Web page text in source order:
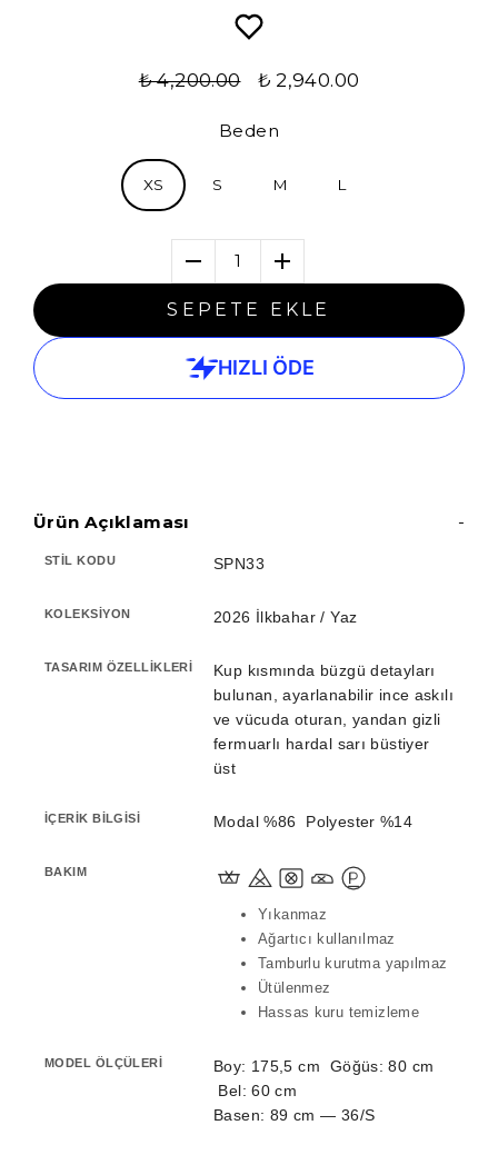
₺ 4,200.00 ₺ 2,940.00
Beden
XS S M L
1
SEPETE EKLE
Ürün Açıklaması -
STIL KODU SPN33
KOLEKSIYON 2026 İlkbahar / Yaz
TASARIM ÖZELLIKLERI
Kup kısmında büzgü detayları
bulunan, ayarlanabilir ince askılı
ve vücuda oturan, yandan gizli
fermuarlı hardal sarı büstiyer
üst
İÇERIK BILGISI Modal %86 Polyester %14
BAKIM
Yıkanmaz
Ağartıcı kullanılmaz
Tamburlu kurutma yapılmaz
Ütülenmez
Hassas kuru temizleme
MODEL ÖLÇÜLERI
Boy: 175,5 cm Göğüs: 80 cm
Bel: 60 cm
Basen: 89 cm — 36/S